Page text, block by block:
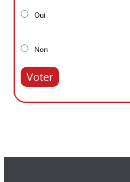
Oui
Non
Voter